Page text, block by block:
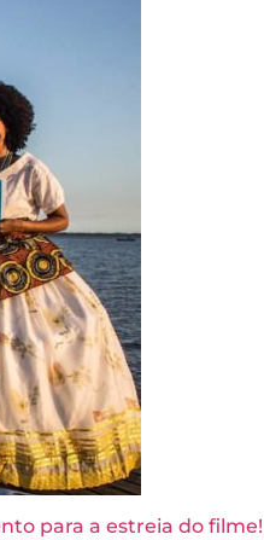
para a estreia do filme!